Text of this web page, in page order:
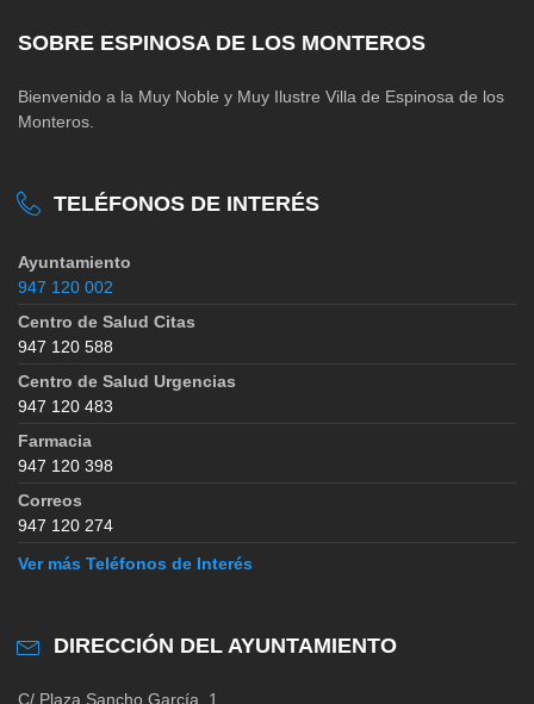
SOBRE ESPINOSA DE LOS MONTEROS
Bienvenido a la Muy Noble y Muy Ilustre Villa de Espinosa de los
Monteros.
TELÉFONOS DE INTERÉS
Ayuntamiento
947 120 002
Centro de Salud Citas
947 120 588
Centro de Salud Urgencias
947 120 483
Farmacia
947 120 398
Correos
947 120 274
Ver más Teléfonos de Interés
DIRECCIÓN DEL AYUNTAMIENTO
C/ Plaza Sancho García, 1